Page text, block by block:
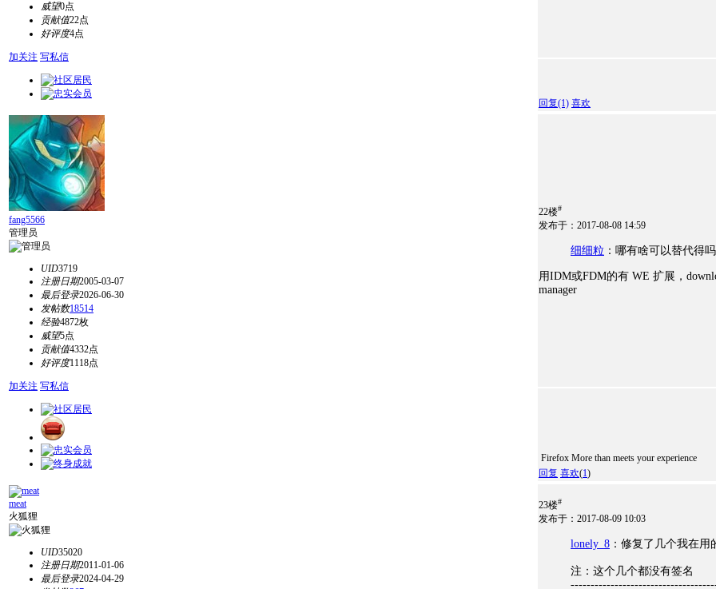
威望0点
贡献值22点
好评度4点
加关注 写私信
回复(1) 喜欢
fang5566
管理员
UID3719
注册日期2005-03-07
最后登录2026-06-30
发帖数18514
经验4872枚
威望5点
贡献值4332点
好评度1118点
加关注 写私信
22楼#
发布于：2017-08-08 14:59
细细粒 ：哪有啥可以替代得
用IDM或FDM的有 WE 扩展，
manager
Firefox More than meets your experience
回复 喜欢(1)
meat
火狐狸
UID35020
注册日期2011-01-06
最后登录2024-04-29
23楼#
发布于：2017-08-09 10:03
lonely_8 ：修复了几个我在用
注：这个几个都没有签名